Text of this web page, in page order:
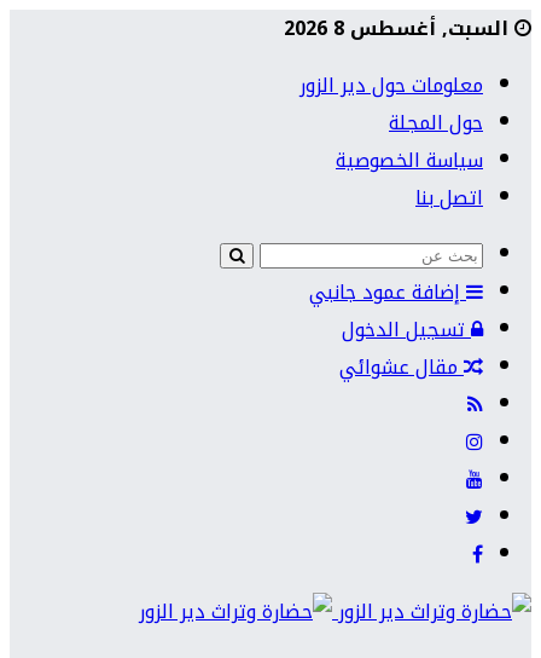
السبت, أغسطس 8 2026
معلومات حول دير الزور
حول المجلة
سياسة الخصوصية
اتصل بنا
إضافة عمود جانبي
تسجيل الدخول
مقال عشوائي